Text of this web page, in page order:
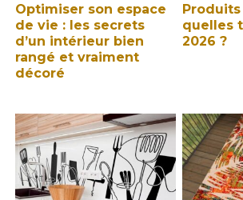
Optimiser son espace
de vie : les secrets
d’un intérieur bien
rangé et vraiment
décoré
quelles
2026 ?